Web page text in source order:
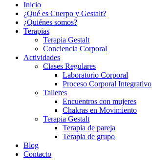
Inicio
¿Qué es Cuerpo y Gestalt?
¿Quiénes somos?
Terapias
Terapia Gestalt
Conciencia Corporal
Actividades
Clases Regulares
Laboratorio Corporal
Proceso Corporal Integrativo
Talleres
Encuentros con mujeres
Chakras en Movimiento
Terapia Gestalt
Terapia de pareja
Terapia de grupo
Blog
Contacto